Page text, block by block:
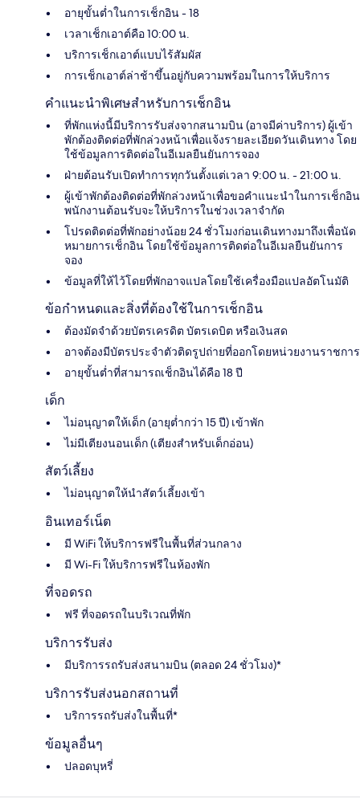
อายุขั้นต่ำในการเช็กอิน - 18
เวลาเช็กเอาต์คือ 10:00 น.
บริการเช็กเอาต์แบบไร้สัมผัส
การเช็กเอาต์ล่าช้าขึ้นอยู่กับความพร้อมในการให้บริการ
คำแนะนำพิเศษสำหรับการเช็กอิน
ที่พักแห่งนี้มีบริการรับส่งจากสนามบิน (อาจมีค่าบริการ) ผู้เข้า
พักต้องติดต่อที่พักล่วงหน้าเพื่อแจ้งรายละเอียดวันเดินทาง โดย
ใช้ข้อมูลการติดต่อในอีเมลยืนยันการจอง
ฝ่ายต้อนรับเปิดทำการทุกวันตั้งแต่เวลา 9:00 น. - 21:00 น.
ผู้เข้าพักต้องติดต่อที่พักล่วงหน้าเพื่อขอคำแนะนำในการเช็กอิน
พนักงานต้อนรับจะให้บริการในช่วงเวลาจำกัด
โปรดติดต่อที่พักอย่างน้อย 24 ชั่วโมงก่อนเดินทางมาถึงเพื่อนัด
หมายการเช็กอิน โดยใช้ข้อมูลการติดต่อในอีเมลยืนยันการ
จอง
ข้อมูลที่ให้ไว้โดยที่พักอาจแปลโดยใช้เครื่องมือแปลอัตโนมัติ
ข้อกำหนดและสิ่งที่ต้องใช้ในการเช็กอิน
ต้องมัดจำด้วยบัตรเครดิต บัตรเดบิต หรือเงินสด
อาจต้องมีบัตรประจำตัวติดรูปถ่ายที่ออกโดยหน่วยงานราชการ
อายุขั้นต่ำที่สามารถเช็กอินได้คือ 18 ปี
เด็ก
ไม่อนุญาตให้เด็ก (อายุต่ำกว่า 15 ปี) เข้าพัก
ไม่มีเตียงนอนเด็ก (เตียงสำหรับเด็กอ่อน)
สัตว์เลี้ยง
ไม่อนุญาตให้นำสัตว์เลี้ยงเข้า
อินเทอร์เน็ต
มี WiFi ให้บริการฟรีในพื้นที่ส่วนกลาง
มี Wi-Fi ให้บริการฟรีในห้องพัก
ที่จอดรถ
ฟรี ที่จอดรถในบริเวณที่พัก
บริการรับส่ง
มีบริการรถรับส่งสนามบิน (ตลอด 24 ชั่วโมง)*
บริการรับส่งนอกสถานที่
บริการรถรับส่งในพื้นที่*
ข้อมูลอื่นๆ
ปลอดบุหรี่